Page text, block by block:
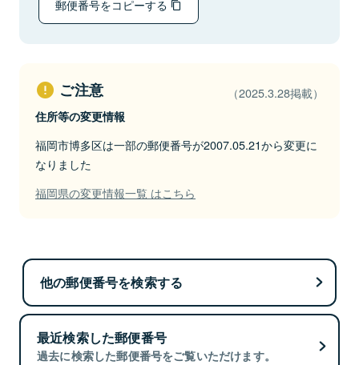
郵便番号をコピーする
ご注意 （2025.3.28掲載）
住所等の変更情報
福岡市博多区は一部の郵便番号が2007.05.21から変更に
なりました
福岡県の変更情報一覧 はこちら
他の郵便番号を検索する
最近検索した郵便番号
過去に検索した郵便番号をご覧いただけます。